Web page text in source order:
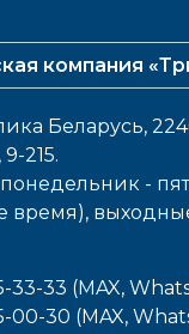
компания
Беларусь,
215.
-
время),
33-33 (MAX,
00-30 (MAX,